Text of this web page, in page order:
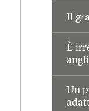
Il
È
Un